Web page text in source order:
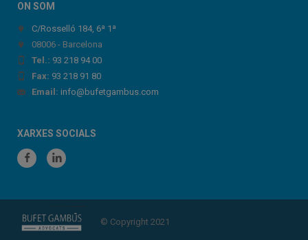
ON SOM
C/Rosselló 184, 6ª 1ª
08006 - Barcelona
Tel.: 93 218 94 00
Fax: 93 218 91 80
Email: info@bufetgambus.com
XARXES SOCIALS
© Copyright 2021